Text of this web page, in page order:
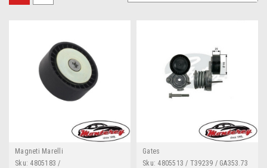
Magneti Marelli
Sku: 4805183 /
Gates
Sku: 4805513 / T39239 / GA353.73